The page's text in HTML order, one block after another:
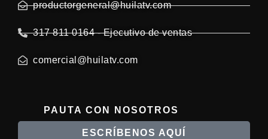
productorgeneral@huilatv.com
317 811 0164 - Ejecutivo de ventas
comercial@huilatv.com
PAUTA CON NOSOTROS
ESCRÍBENOS AQUÍ